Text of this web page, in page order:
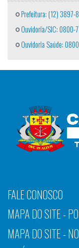
Prefeitura: (12) 3897-
Ouvidoria/SIC: 0800-
Ouvidoria Saúde:
FALE CONOSCO
MAPA DO SITE -
MAPA DO SITE -